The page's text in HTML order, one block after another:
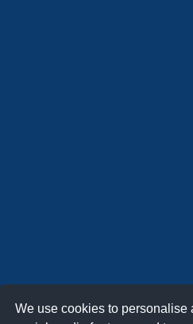
We use cookies to personalise